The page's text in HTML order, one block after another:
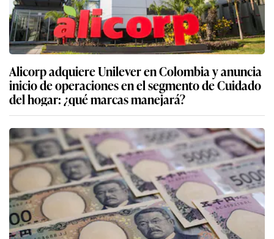
Alicorp adquiere Unilever en Colombia y anuncia
inicio de operaciones en el segmento de Cuidado
del hogar: ¿qué marcas manejará?